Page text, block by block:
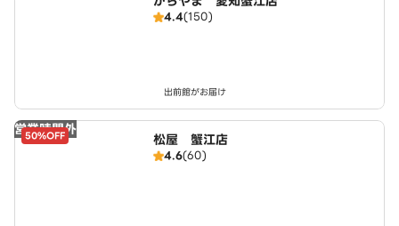
4.4(150)
出前館がお届け
営業時間外
50%OFF 松屋 蟹江店
4.6(60)